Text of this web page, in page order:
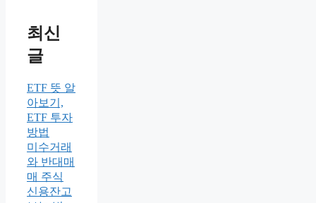
최신
글
ETF 뜻 알
아보기,
ETF 투자
방법
미수거래
와 반대매
매 주식
신용잔고